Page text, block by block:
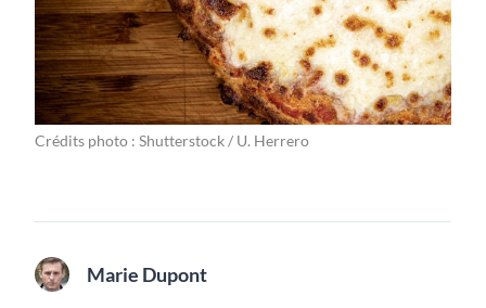
Crédits photo : Shutterstock / U. Herrero
Marie Dupont